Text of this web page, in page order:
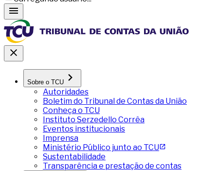
Sobre o TCU
Autoridades
Boletim do Tribunal de Contas da União
Conheça o TCU
Instituto Serzedello Corrêa
Eventos institucionais
Imprensa
Ministério Público junto ao TCU
Sustentabilidade
Transparência e prestação de contas